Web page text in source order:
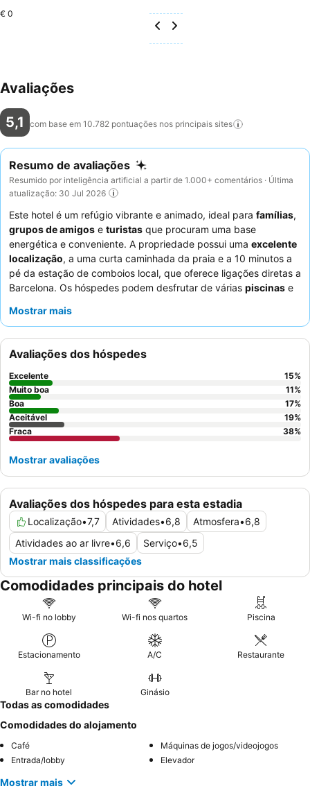
€ 0
Avaliações
5,1 com base em 10.782 pontuações nos principais sites
Resumo de avaliações
Resumido por inteligência artificial a partir de 1.000+ comentários · Última
atualização: 30 Jul 2026
Este hotel é um refúgio vibrante e animado, ideal para famílias,
grupos de amigos e turistas que procuram uma base
energética e conveniente. A propriedade possui uma excelente
localização, a uma curta caminhada da praia e a 10 minutos a
pé da estação de comboios local, que oferece ligações diretas a
Barcelona. Os hóspedes podem desfrutar de várias piscinas e
funcionários recebem consistentemente muitos elogios pelo seu
equipas da receção, limpeza, bar e restaurante. Embora o
buffet receba críticas mistas, a
um destaque para muitos. Para uma experiência mais tranquila,
considere pedir um quarto longe das áreas frequentadas por
grupos escolares.
Mostrar mais
Avaliações dos hóspedes para esta estadia
Localização•7,7 Atividades•6,8 Atmosfera•6,8
Atividades ao ar livre•6,6 Serviço•6,5
Mostrar mais classificações
Avaliações dos hóspedes
Excelente 15%
Muito boa
11%
Boa
17%
Aceitável
19%
Fraca
38%
Mostrar avaliações
Comodidades principais do hotel
Wi-fi no lobby Wi-fi nos quartos Piscina
Estacionamento A/C Restaurante
Bar no hotel Ginásio
Todas as comodidades
Comodidades do alojamento
Café
Máquinas de jogos/videojogos
Entrada/lobby
Elevador
Mostrar mais